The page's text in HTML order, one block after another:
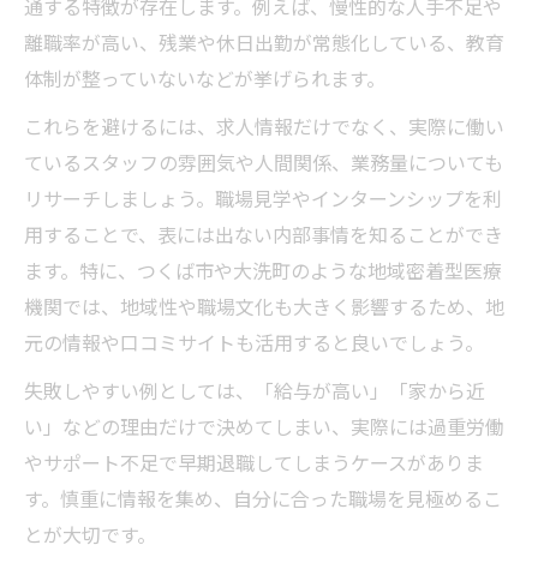
通する特徴が存在します。例えば、慢性的な人手不足や
離職率が高い、残業や休日出勤が常態化している、教育
体制が整っていないなどが挙げられます。
これらを避けるには、求人情報だけでなく、実際に働い
ているスタッフの雰囲気や人間関係、業務量についても
リサーチしましょう。職場見学やインターンシップを利
用することで、表には出ない内部事情を知ることができ
ます。特に、つくば市や大洗町のような地域密着型医療
機関では、地域性や職場文化も大きく影響するため、地
元の情報や口コミサイトも活用すると良いでしょう。
失敗しやすい例としては、「給与が高い」「家から近
い」などの理由だけで決めてしまい、実際には過重労働
やサポート不足で早期退職してしまうケースがありま
す。慎重に情報を集め、自分に合った職場を見極めるこ
とが大切です。